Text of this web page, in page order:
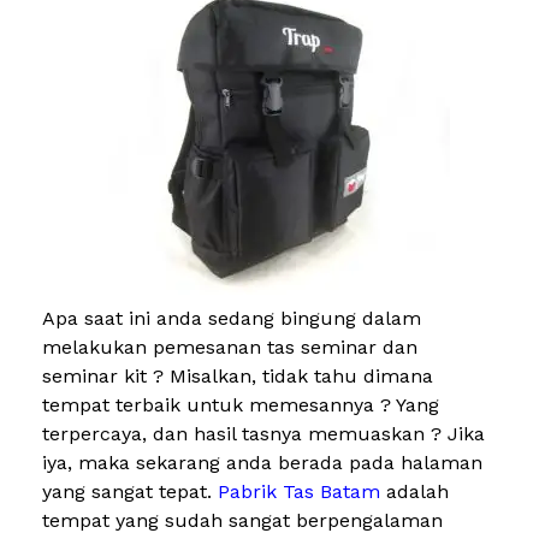
Apa saat ini anda sedang bingung dalam
melakukan pemesanan tas seminar dan
seminar kit ? Misalkan, tidak tahu dimana
tempat terbaik untuk memesannya ? Yang
terpercaya, dan hasil tasnya memuaskan ? Jika
iya, maka sekarang anda berada pada halaman
yang sangat tepat. Pabrik Tas Batam adalah
tempat yang sudah sangat berpengalaman